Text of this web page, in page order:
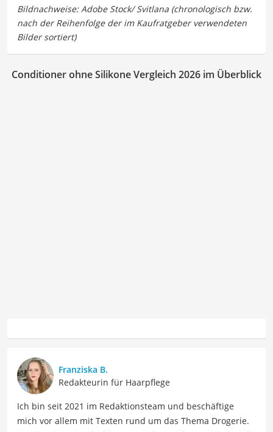
Conditioner ohne Silikone Vergleich 2026 im Überblick
Franziska B.
Redakteurin für Haarpflege
Ich bin seit 2021 im Redaktionsteam und beschäftige
mich vor allem mit Texten rund um das Thema Drogerie.